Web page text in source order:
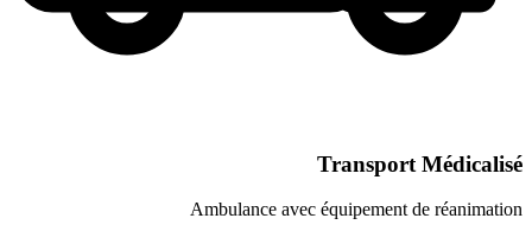
Ambulance avec